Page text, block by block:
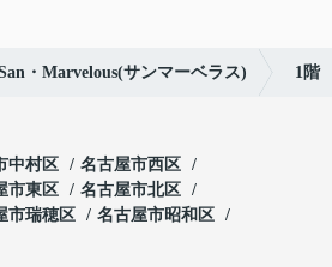
・Marvelous(サンマーベラス) 1階
中村区
名古屋市西区
市東区
名古屋市北区
市瑞穂区
名古屋市昭和区